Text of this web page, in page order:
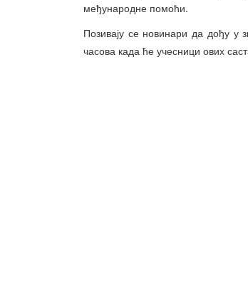
међународне помоћи.
Позивају се новинари да дођу у
часова када ће учесници ових